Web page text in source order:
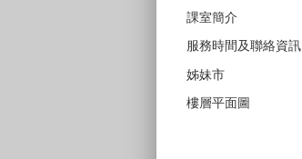
課室簡介
服務時間及聯絡資訊
姊妹市
樓層平面圖